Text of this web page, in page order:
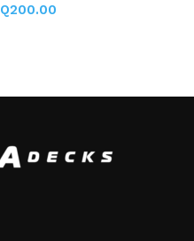
Q200.00